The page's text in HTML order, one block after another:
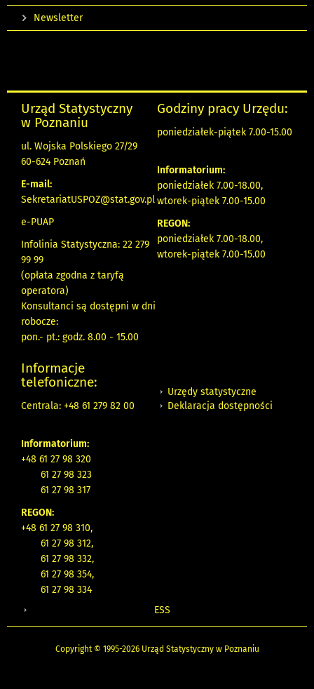
Newsletter
Urząd Statystyczny
w Poznaniu
ul. Wojska Polskiego 27/29
60-624 Poznań
E-mail:
SekretariatUSPOZ@stat.gov.pl
e-PUAP
Infolinia Statystyczna: 22 279
99 99
(opłata zgodna z taryfą
operatora)
Konsultanci są dostępni w dni
robocze:
pon.- pt.: godz. 8.00 - 15.00
Godziny pracy Urzędu:
poniedziałek-piątek 7.00-15.00
Informatorium:
poniedziałek 7.00-18.00,
wtorek-piątek 7.00-15.00
REGON:
poniedziałek 7.00-18.00,
wtorek-piątek 7.00-15.00
Informacje
telefoniczne:
Centrala: +48 61 279 82 00
Informatorium:
+48 61 27 98 320
61 27 98 323
61 27 98 317
REGON:
+48 61 27 98 310,
61 27 98 312,
61 27 98 332,
61 27 98 354,
61 27 98 334
Urzędy statystyczne
Deklaracja dostępności
ESS
Copyright © 1995-2026 Urząd Statystyczny w Poznaniu